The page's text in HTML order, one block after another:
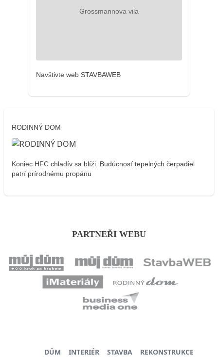
Navštivte web STAVBAWEB
RODINNÝ DOM
Koniec HFC chladív sa blíži. Budúcnosť tepelných čerpadiel
patrí prírodnému propánu
PARTNEŘI WEBU
DŮM INTERIÉR STAVBA REKONSTRUKCE